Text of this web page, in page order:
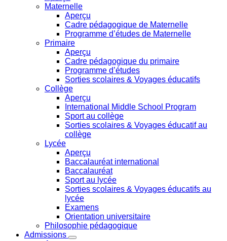
Maternelle
Aperçu
Cadre pédagogique de Maternelle
Programme d’études de Maternelle
Primaire
Aperçu
Cadre pédagogique du primaire
Programme d’études
Sorties scolaires & Voyages éducatifs
Collège
Aperçu
International Middle School Program
Sport au collège
Sorties scolaires & Voyages éducatif au
collège
Lycée
Aperçu
Baccalauréat international
Baccalauréat
Sport au lycée
Sorties scolaires & Voyages éducatifs au
lycée
Examens
Orientation universitaire
Philosophie pédagogique
Admissions